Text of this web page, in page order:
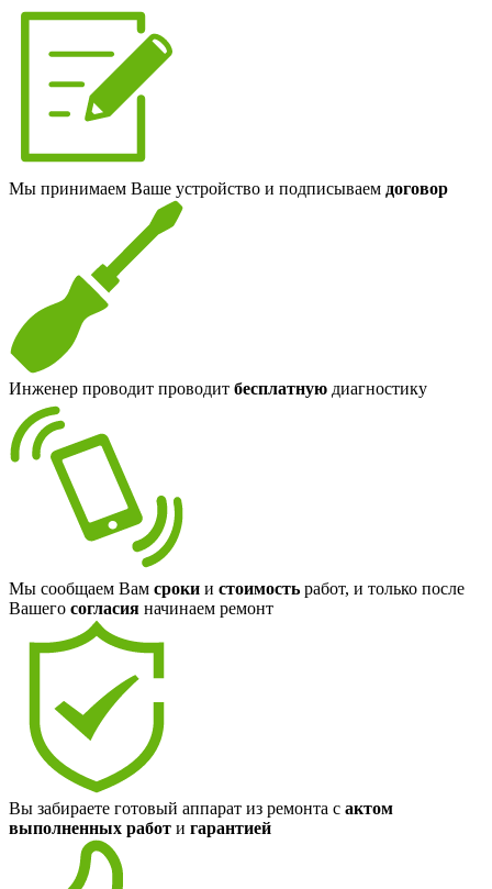
Мы принимаем Ваше устройство и подписываем договор
Инженер проводит проводит бесплатную диагностику
Мы сообщаем Вам сроки и стоимость работ, и только после
Вашего согласия начинаем ремонт
Вы забираете готовый аппарат из ремонта с актом
выполненных работ и гарантией